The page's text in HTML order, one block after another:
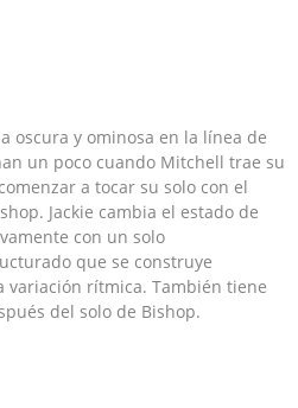
oscura y ominosa en la línea de
un poco cuando Mitchell trae su
a tocar su solo con el
Jackie cambia el estado de
con un solo
que se construye
variación rítmica. También tiene
del solo de Bishop.